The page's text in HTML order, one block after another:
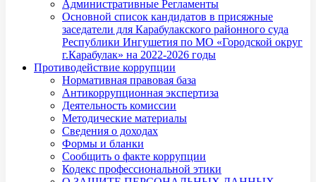
Административные Регламенты
Основной список кандидатов в присяжные
заседатели для Карабулакского районного суда
Республики Ингушетия по МО «Городской округ
г.Карабулак» на 2022-2026 годы
Противодействие коррупции
Нормативная правовая база
Антикоррупционная экспертиза
Деятельность комиссии
Методические материалы
Сведения о доходах
Формы и бланки
Сообщить о факте коррупции
Кодекс профессиональной этики